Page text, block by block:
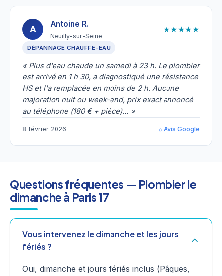
A
Antoine R.
Neuilly-sur-Seine
★★★★★
DÉPANNAGE CHAUFFE-EAU
« Plus d'eau chaude un samedi à 23 h. Le plombier
est arrivé en 1 h 30, a diagnostiqué une résistance
HS et l'a remplacée en moins de 2 h. Aucune
majoration nuit ou week-end, prix exact annoncé
au téléphone (180 € + pièce)… »
8 février 2026 ⌕ Avis Google
Questions fréquentes — Plombier le
dimanche à Paris 17
Vous intervenez le dimanche et les jours
fériés ?
Oui, dimanche et jours fériés inclus (Pâques,